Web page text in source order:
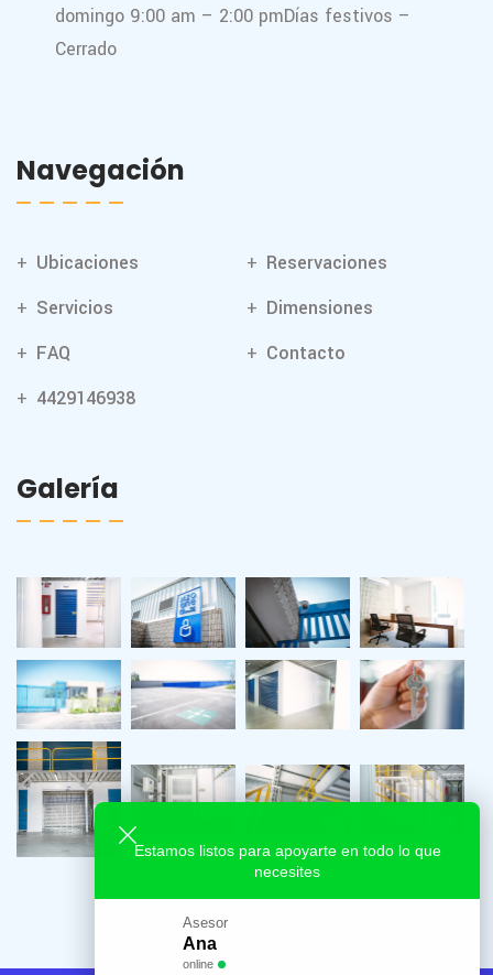
domingo 9:00 am – 2:00 pmDías festivos –
Cerrado
Navegación
Ubicaciones
Reservaciones
Servicios
Dimensiones
FAQ
Contacto
4429146938
Galería
Estamos listos para apoyarte en todo lo que
necesites
Asesor
Ana
online